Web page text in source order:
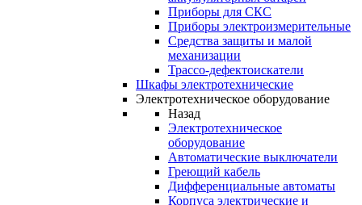
Приборы для СКС
Приборы электроизмерительные
Средства защиты и малой
механизации
Трассо-дефектоискатели
Шкафы электротехнические
Электротехническое оборудование
Назад
Электротехническое
оборудование
Автоматические выключатели
Греющий кабель
Дифференциальные автоматы
Корпуса электрические и